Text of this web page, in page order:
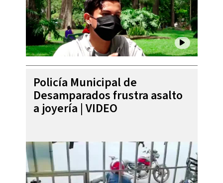
Policía Municipal de
Desamparados frustra asalto
a joyería | VIDEO